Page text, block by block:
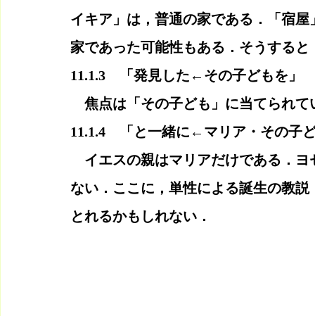
イキア」は，普通の家である．「宿
家であった可能性もある．そうする
11.1.3　「発見した←その子どもを」
焦点は「その子ども」に当てられて
11.1.4　「と一緒に←マリア・その子
イエスの親はマリアだけである．ヨ
ない．ここに，単性による誕生の教
とれるかもしれない．